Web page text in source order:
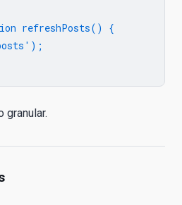
refreshPosts() {
granular.